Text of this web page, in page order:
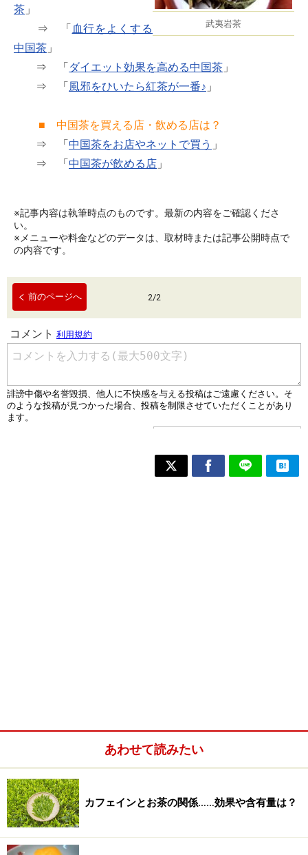
武夷岩茶
茶 」
⇒ 「 血行をよくする
中国茶 」
⇒ 「ダイエット効果を高める中国茶 」
⇒ 「風邪をひいたら紅茶が一番♪ 」
■ 中国茶を買える店・飲める店は？
⇒ 「中国茶をお店やネットで買う 」
⇒ 「中国茶が飲める店 」
※記事内容は執筆時点のものです。最新の内容をご確認くださ
い。
※メニューや料金などのデータは、取材時または記事公開時点で
の内容です。
前のページへ 2/2
あわせて読みたい
カフェインとお茶の関係……効果や含有量は？